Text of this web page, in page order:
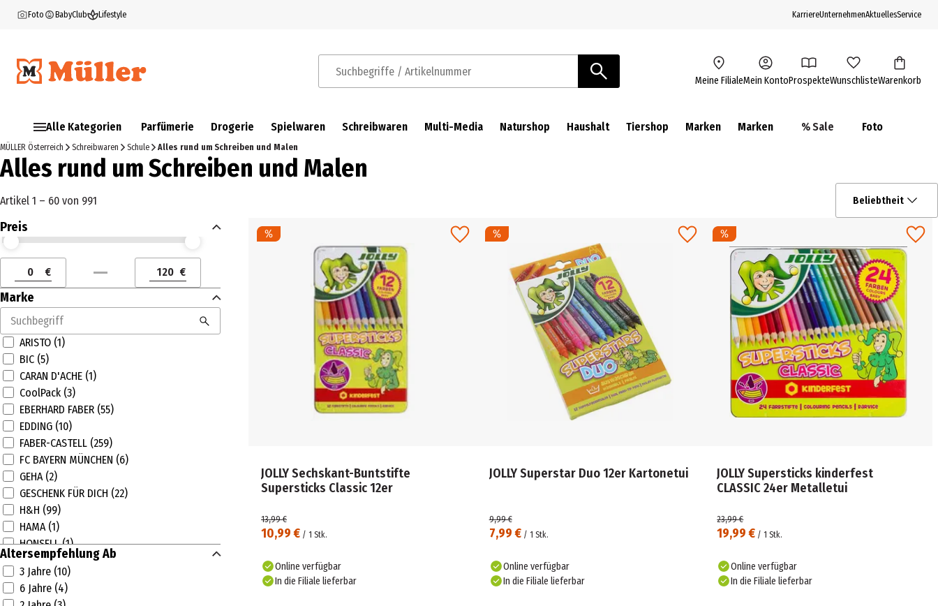
Foto BabyClub Lifestyle KarriereUnternehmenAktuellesService
Suchbegriffe / Artikelnummer Meine FilialeMein KontoProspekteWunschlisteWarenkorb
Alle Kategorien Parfümerie Drogerie Spielwaren Schreibwaren Multi-Media Naturshop Haushalt Tiershop Marken Marken % Sale Foto
MÜLLER Österreich Schreibwaren Schule Alles rund um Schreiben und Malen
Alles rund um Schreiben und Malen
Artikel 1 – 60 von 991 Beliebtheit
Preis
Preis (€) ab
Preis (€) bis
Preis (€) ab
€
Preis (€) bis
€
Marke
ARISTO (1)
BIC (5)
CARAN D'ACHE (1)
CoolPack (3)
EBERHARD FABER (55)
EDDING (10)
FABER-CASTELL (259)
FC BAYERN MÜNCHEN (6)
GEHA (2)
GESCHENK FÜR DICH (22)
H&H (99)
HAMA (1)
HONSELL (1)
JAXON (3)
JOLLY (53)
KUM (2)
Altersempfehlung Ab
3 Jahre (10)
6 Jahre (4)
JOLLY Sechskant-Buntstifte
Supersticks Classic 12er
10,99 € / 1 Stk.
13,99 €
Online verfügbar
In die Filiale lieferbar
JOLLY Superstar Duo 12er Kartonetui
7,99 €/ 1 Stk.
9,99 €
Online verfügbar
In die Filiale lieferbar
JOLLY Supersticks kinderfest
CLASSIC 24er Metalletui
19,99 € / 1 Stk.
23,99 €
Online verfügbar
In die Filiale lieferbar